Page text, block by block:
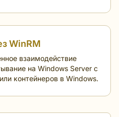
WinRM
взаимодействие
на Windows Server с
контейнеров в Windows.